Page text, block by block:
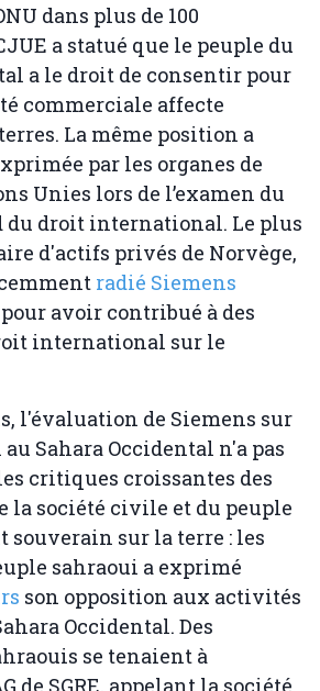
dans plus de 100
a statué que le peuple du
a le droit de consentir pour
commerciale affecte
La même position a
par les organes de
Unies lors de l’examen du
du droit international. Le plus
d'actifs privés de Norvège,
radié Siemens
pour avoir contribué à des
international sur le
l'évaluation de Siemens sur
Sahara Occidental n'a pas
critiques croissantes des
la société civile et du peuple
souverain sur la terre : les
sahraoui a exprimé
son opposition aux activités
Occidental. Des
se tenaient à
de SGRE, appelant la société